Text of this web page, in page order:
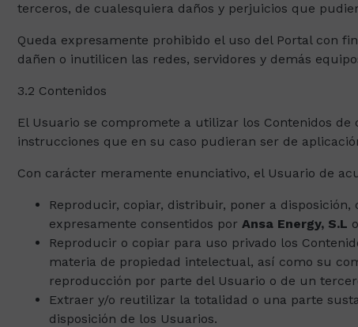
terceros, de cualesquiera daños y perjuicios que
Queda expresamente prohibido el uso del Portal con
dañen o inutilicen las redes, servidores y demás
3.2 Contenidos
El Usuario se compromete a utilizar los Contenidos
instrucciones que en su caso pudieran ser de
Con carácter meramente enunciativo, el Usuario de
Reproducir, copiar, distribuir, poner a
expresamente consentidos por Ansa Energy, S.L
Reproducir o copiar para uso privado los
materia de propiedad intelectual, así como su
reproducción por parte del Usuario o de un
Extraer y/o reutilizar la totalidad o una parte
disposición de los Usuarios.